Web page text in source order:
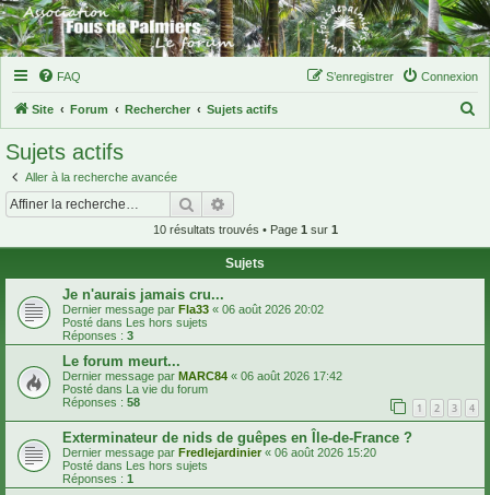
FAQ Connexion
S’enregistrer
Site Forum Rechercher Sujets actifs
r
Sujets actifs
Aller à la recherche avancée
Rechercher
10 résultats trouvés • Page 1 sur 1
Sujets
Je n'aurais jamais cru...
Dernier message par Fla33 « 06 août 2026 20:02
Posté dans Les hors sujets
Réponses : 3
Le forum meurt...
Dernier message par MARC84 « 06 août 2026 17:42
Posté dans La vie du forum
Réponses : 58 1 2 3 4
Exterminateur de nids de guêpes en Île-de-France ?
Dernier message par Fredlejardinier« 06 août 2026 15:20
Posté dans
Les hors sujets
Réponses : 1